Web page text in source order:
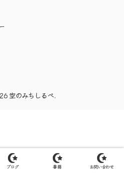
空のみちしるべ.
ブログ 書籍 お問い合わせ